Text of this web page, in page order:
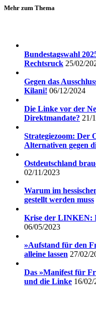
Mehr zum Thema
Bundestagswahl
Rechtsruck 25/02/
Gegen das
Kilani! 06/12/2024
Die Linke vor der
Direktmandate? 21/
Strategiezoom: Der
Alternativen gegen
Ostdeutschland
02/11/2023
Warum im
gestellt werden muss
Krise der LINKEN:
06/05/2023
»Aufstand für den
alleine lassen 27/02/
Das »Manifest für
und die Linke 16/02/